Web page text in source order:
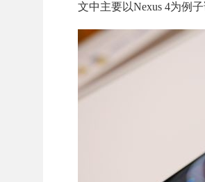
文中主要以Nexus 4为例